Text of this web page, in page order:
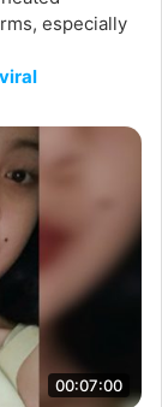
especially
00:07:00